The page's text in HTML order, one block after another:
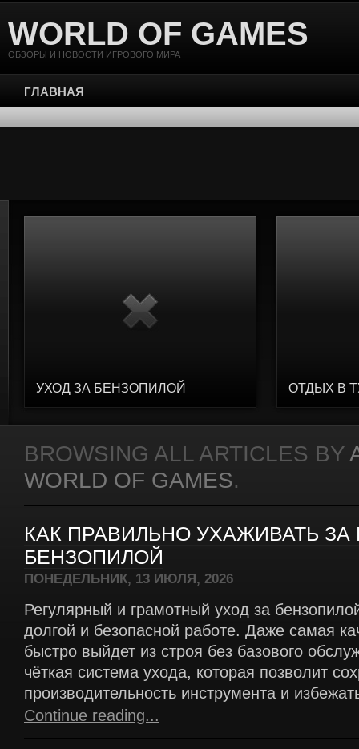
WORLD OF GAMES
ОБЗОРЫ И НОВОСТИ ИГРОВОГО МИРА
ГЛАВНАЯ
УХОД ЗА БЕНЗОПИЛОЙ ОТДЫХ В
BROWSING ALL ARTICLES BY
WORLD OF GAMES.
КАК ПРАВИЛЬНО УХАЖИВАТЬ
БЕНЗОПИЛОЙ
ПОНЕДЕЛЬНИК, 13 ИЮЛЯ, 2026
Регулярный и грамотный уход за
долгой и безопасной работе. Даже самая
быстро выйдет из строя без базового
чёткая система ухода, которая позволит
производительность инструмента и
Continue reading...